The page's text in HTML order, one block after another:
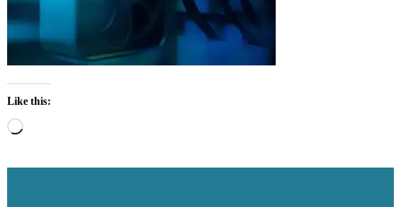
Like this:
Loading…